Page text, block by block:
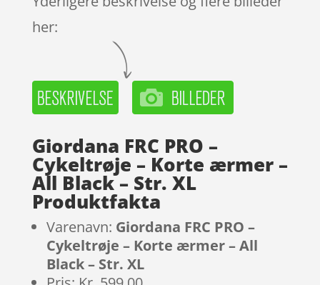
her:
Giordana FRC PRO –
Cykeltrøje – Korte ærmer –
All Black – Str. XL
Produktfakta
Varenavn: Giordana FRC PRO –
Cykeltrøje – Korte ærmer – All
Black – Str. XL